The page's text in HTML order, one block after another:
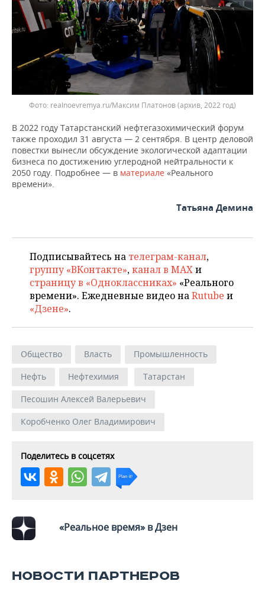
Фото: realnoevremya.ru/Максим Платонов (архив, 2022 год)
В 2022 году Татарстанский нефтегазохимический форум
также проходил 31 августа — 2 сентября. В центр деловой
повестки вынесли обсуждение экологической адаптации
бизнеса по достижению углеродной нейтральности к
2050 году. Подробнее — в материале «Реального
времени».
Татьяна Демина
Подписывайтесь на телеграм-канал,
группу «ВКонтакте»,канал в MAXи
страницу в «Одноклассниках» «Реального
времени». Ежедневные видео наRutube и
«Дзене».
Общество Власть
Промышленность
Нефть
Нефтехимия
Татарстан
Песошин Алексей Валерьевич
Коробченко Олег Владимирович
Поделитесь в соцсетях
«Реальное время» в Дзен
НОВОСТИ ПАРТНЕРОВ